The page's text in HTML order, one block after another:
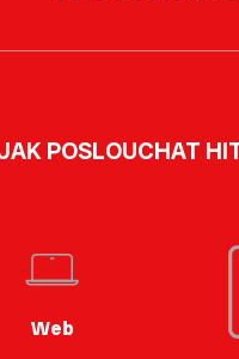
POSLOUCHAT
Web